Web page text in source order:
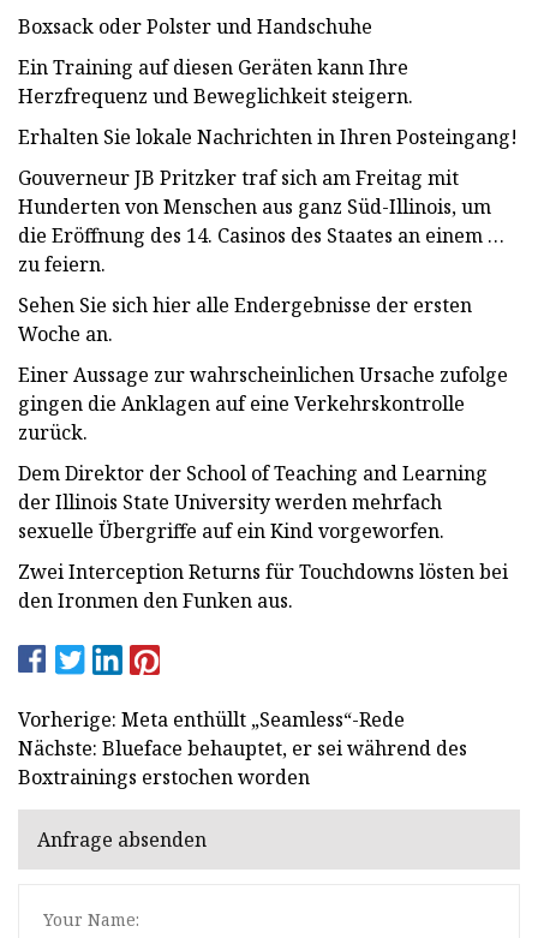
Boxsack oder Polster und Handschuhe
Ein Training auf diesen Geräten kann Ihre
Herzfrequenz und Beweglichkeit steigern.
Erhalten Sie lokale Nachrichten in Ihren Posteingang!
Gouverneur JB Pritzker traf sich am Freitag mit
Hunderten von Menschen aus ganz Süd-Illinois, um
die Eröffnung des 14. Casinos des Staates an einem …
zu feiern.
Sehen Sie sich hier alle Endergebnisse der ersten
Woche an.
Einer Aussage zur wahrscheinlichen Ursache zufolge
gingen die Anklagen auf eine Verkehrskontrolle
zurück.
Dem Direktor der School of Teaching and Learning
der Illinois State University werden mehrfach
sexuelle Übergriffe auf ein Kind vorgeworfen.
Zwei Interception Returns für Touchdowns lösten bei
den Ironmen den Funken aus.
Vorherige: Meta enthüllt „Seamless“-Rede
Nächste: Blueface behauptet, er sei während des
Boxtrainings erstochen worden
Anfrage absenden